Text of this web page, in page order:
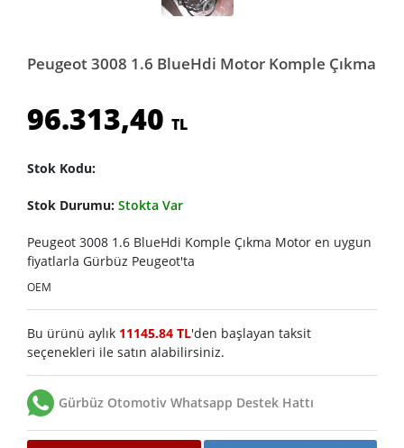
Peugeot 3008 1.6 BlueHdi Motor Komple Çıkma
96.313,40 TL
Stok Kodu:
Stok Durumu: Stokta Var
Peugeot 3008 1.6 BlueHdi Komple Çıkma Motor en uygun
fiyatlarla Gürbüz Peugeot'ta
OEM
Bu ürünü aylık 11145.84 TL'den başlayan taksit
seçenekleri ile satın alabilirsiniz.
Gürbüz Otomotiv Whatsapp Destek Hattı